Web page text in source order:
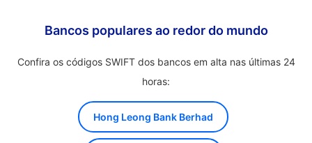
Bancos populares ao redor do mundo
Confira os códigos SWIFT dos bancos em alta nas últimas 24
horas:
Hong Leong Bank Berhad